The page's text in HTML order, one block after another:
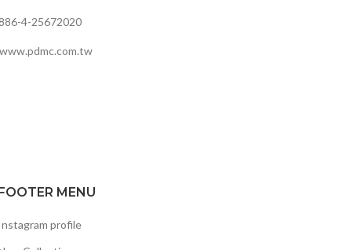
4-25672020
FOOTER MENU
profile